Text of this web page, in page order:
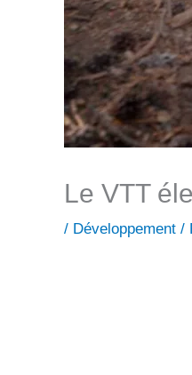
Le VTT
/ Développement /